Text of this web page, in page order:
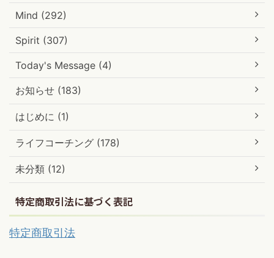
Mind (292)
Spirit (307)
Today's Message (4)
お知らせ (183)
はじめに (1)
ライフコーチング (178)
未分類 (12)
特定商取引法に基づく表記
特定商取引法